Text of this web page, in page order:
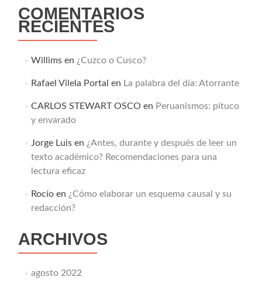
COMENTARIOS
RECIENTES
Willimsen ¿Cuzco o Cusco?
Rafael Vilela Portal en La palabra del día: Atorrante
CARLOS STEWART OSCO en Peruanismos: pituco
y envarado
Jorge Luisen ¿Antes, durante y después de leer un
texto académico? Recomendaciones para una
lectura eficaz
Rocíoen ¿Cómo elaborar un esquema causal y su
redacción?
ARCHIVOS
agosto 2022